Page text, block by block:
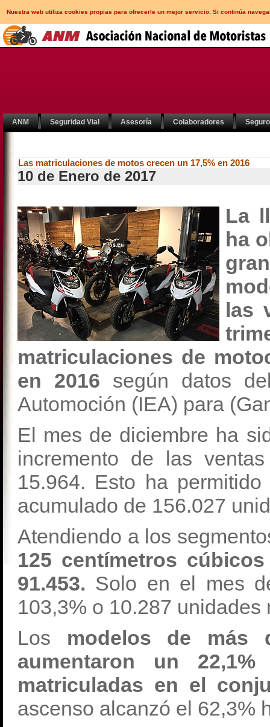
Nuestra web utiliza cookies propias para ofrecerle un mejor servicio. Si continúa
ANM Seguridad Vial Asesoría Colaboradores
Las matriculaciones de motos crecen un 17,5% en 2016
10 de Enero de 2017
La
ha
las
matriculaciones de
en 2016 según datos
Automoción (IEA) para
El mes de diciembre ha
incremento de las
15.964. Esto ha
acumulado de 156.027
Atendiendo a los
125 centímetros
91.453. Solo en el mes
103,3% o 10.287 unidades
Los modelos de más
aumentaron un
matriculadas en el
ascenso alcanzó el 62,3%